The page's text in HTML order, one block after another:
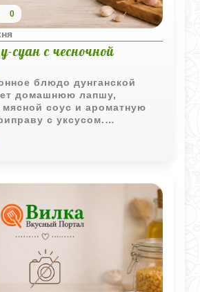
0
суан с чесночной
блюдо дунганской
домашнюю лапшу,
соус и ароматную
с уксусом.
пряных, кислых и
оно получается особенно